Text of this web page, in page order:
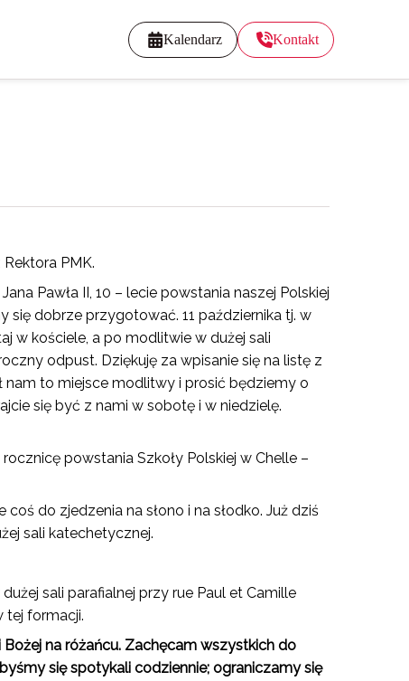
Kalendarz Kontakt
PMK.
Pawła II, 10 – lecie powstania naszej Polskiej
się dobrze przygotować. 11 października tj. w
w kościele, a po modlitwie w dużej sali
odpust. Dziękuję za wpisanie się na listę z
nam to miejsce modlitwy i prosić będziemy o
się być z nami w sobotę i w niedzielę.
powstania Szkoły Polskiej w Chelle –
do zjedzenia na słono i na słodko. Już dziś
sali katechetycznej.
sali parafialnej przy rue Paul et Camille
tej formacji.
na różańcu. Zachęcam wszystkich do
się spotykali codziennie; ograniczamy się